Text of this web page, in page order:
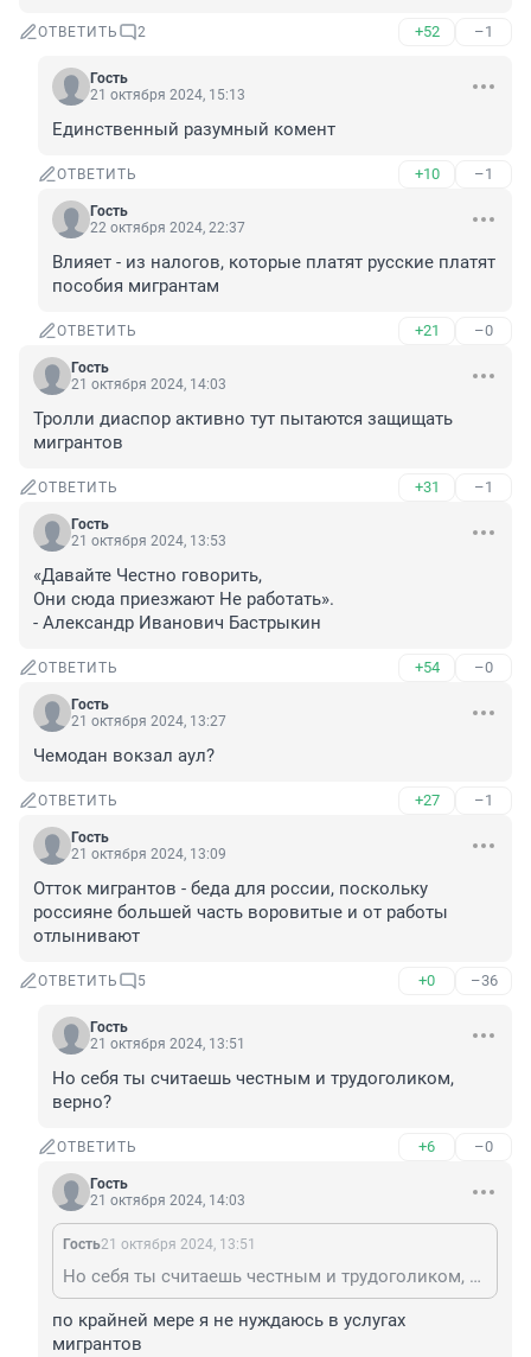
ОТВЕТИТЬ 2 +52 –1
Гость
21 октября 2024, 15:13
Единственный разумный комент
ОТВЕТИТЬ +10 –1
Гость
22 октября 2024, 22:37
Влияет - из налогов, которые платят русские платят
пособия мигрантам
ОТВЕТИТЬ +21 –0
Гость
21 октября 2024, 14:03
Тролли диаспор активно тут пытаются защищать
мигрантов
ОТВЕТИТЬ +31 –1
Гость
21 октября 2024, 13:53
«Давайте Честно говорить,
Они сюда приезжают Не работать».
- Александр Иванович Бастрыкин
ОТВЕТИТЬ +54 –0
Гость
21 октября 2024, 13:27
Чемодан вокзал аул?
ОТВЕТИТЬ +27 –1
Гость
21 октября 2024, 13:09
Отток мигрантов - беда для россии, поскольку
россияне большей часть воровитые и от работы
отлынивают
ОТВЕТИТЬ 5 +0 –36
Гость
21 октября 2024, 13:51
Но себя ты считаешь честным и трудоголиком,
верно?
ОТВЕТИТЬ +6 –0
Гость
21 октября 2024, 14:03
Гость21 октября 2024, 13:51
Но себя ты считаешь честным и трудоголиком, верно?
по крайней мере я не нуждаюсь в услугах
мигрантов